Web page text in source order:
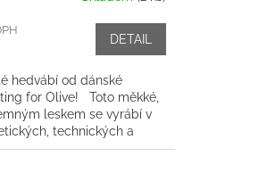
DETAIL
hedvábí od dánské
for Olive! Toto měkké,
leskem se vyrábí v
technických a